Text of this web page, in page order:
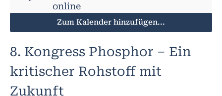
online
Zum Kalender hinzufügen...
8. Kongress Phosphor – Ein
kritischer Rohstoff mit
Zukunft